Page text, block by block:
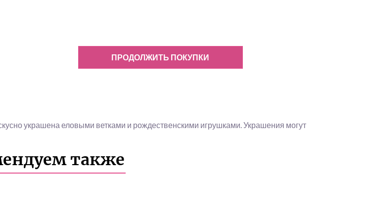
ПРОДОЛЖИТЬ ПОКУПКИ
украшена еловыми ветками и рождественскими игрушками. Украшения могут
также